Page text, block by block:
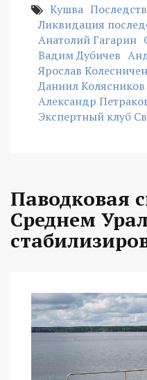
Кушва
Ликвидация
Анатолий Гагарин
Вадим Дубичев
Ярослав
Даниил Колясников
Александр
Экспертный клуб
Паводковая
Среднем